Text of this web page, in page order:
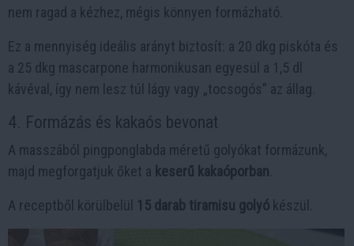
nem ragad a kézhez, mégis könnyen formázható.
Ez a mennyiség ideális arányt biztosít: a 20 dkg piskóta és
a 25 dkg mascarpone harmonikusan egyesül a 1,5 dl
kávéval, így nem lesz túl lágy vagy „tocsogós” az állag.
4. Formázás és kakaós bevonat
A masszából pingponglabda méretű golyókat formázunk,
majd megforgatjuk őket a keserű kakaóporban
A receptből körülbelül 15 darab tiramisu golyó készül.